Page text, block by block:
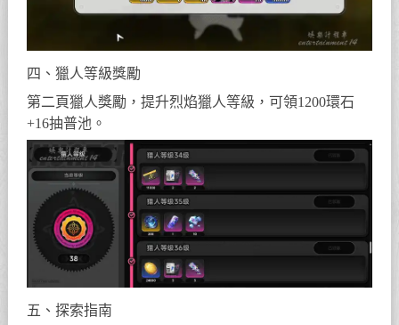
四、獵人等級獎勵
第二頁獵人獎勵，提升烈焰獵人等級，可領1200環石
+16抽普池。
五、探索指南